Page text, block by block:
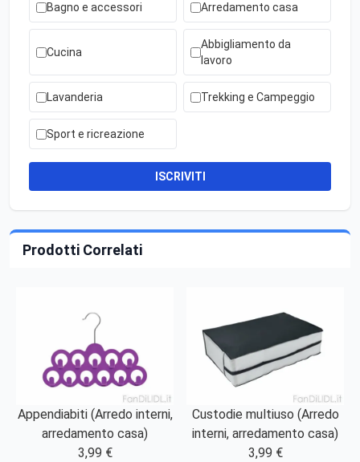
Bagno e accessori Arredamento casa
Cucina
Abbigliamento da
lavoro
Lavanderia Trekking e Campeggio
Sport e ricreazione
ISCRIVITI
Prodotti Correlati
Appendiabiti (Arredo interni,
arredamento casa)
3,99 €
Custodie multiuso (Arredo
interni, arredamento casa)
3,99 €